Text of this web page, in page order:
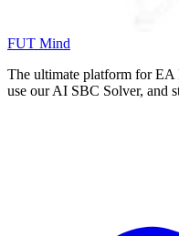
FUT Mind
The ultimate platform for EA
use our AI SBC Solver, and